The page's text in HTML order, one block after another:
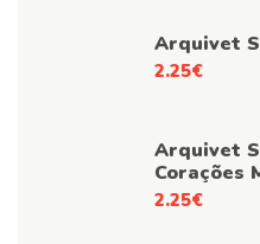
Arquivet
2.25€
Arquivet
Corações
2.25€